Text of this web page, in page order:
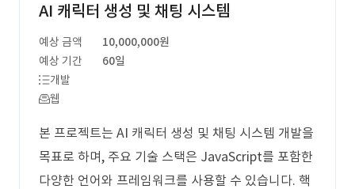
AI 캐릭터 생성 및 채팅 시스템
예상 금액
10,000,000원
예상 기간
60일
개발
웹
본 프로젝트는 AI 캐릭터 생성 및 채팅 시스템 개발을
목표로 하며, 주요 기술 스택은 JavaScript를 포함한
다양한 언어와 프레임워크를 사용할 수 있습니다. 핵